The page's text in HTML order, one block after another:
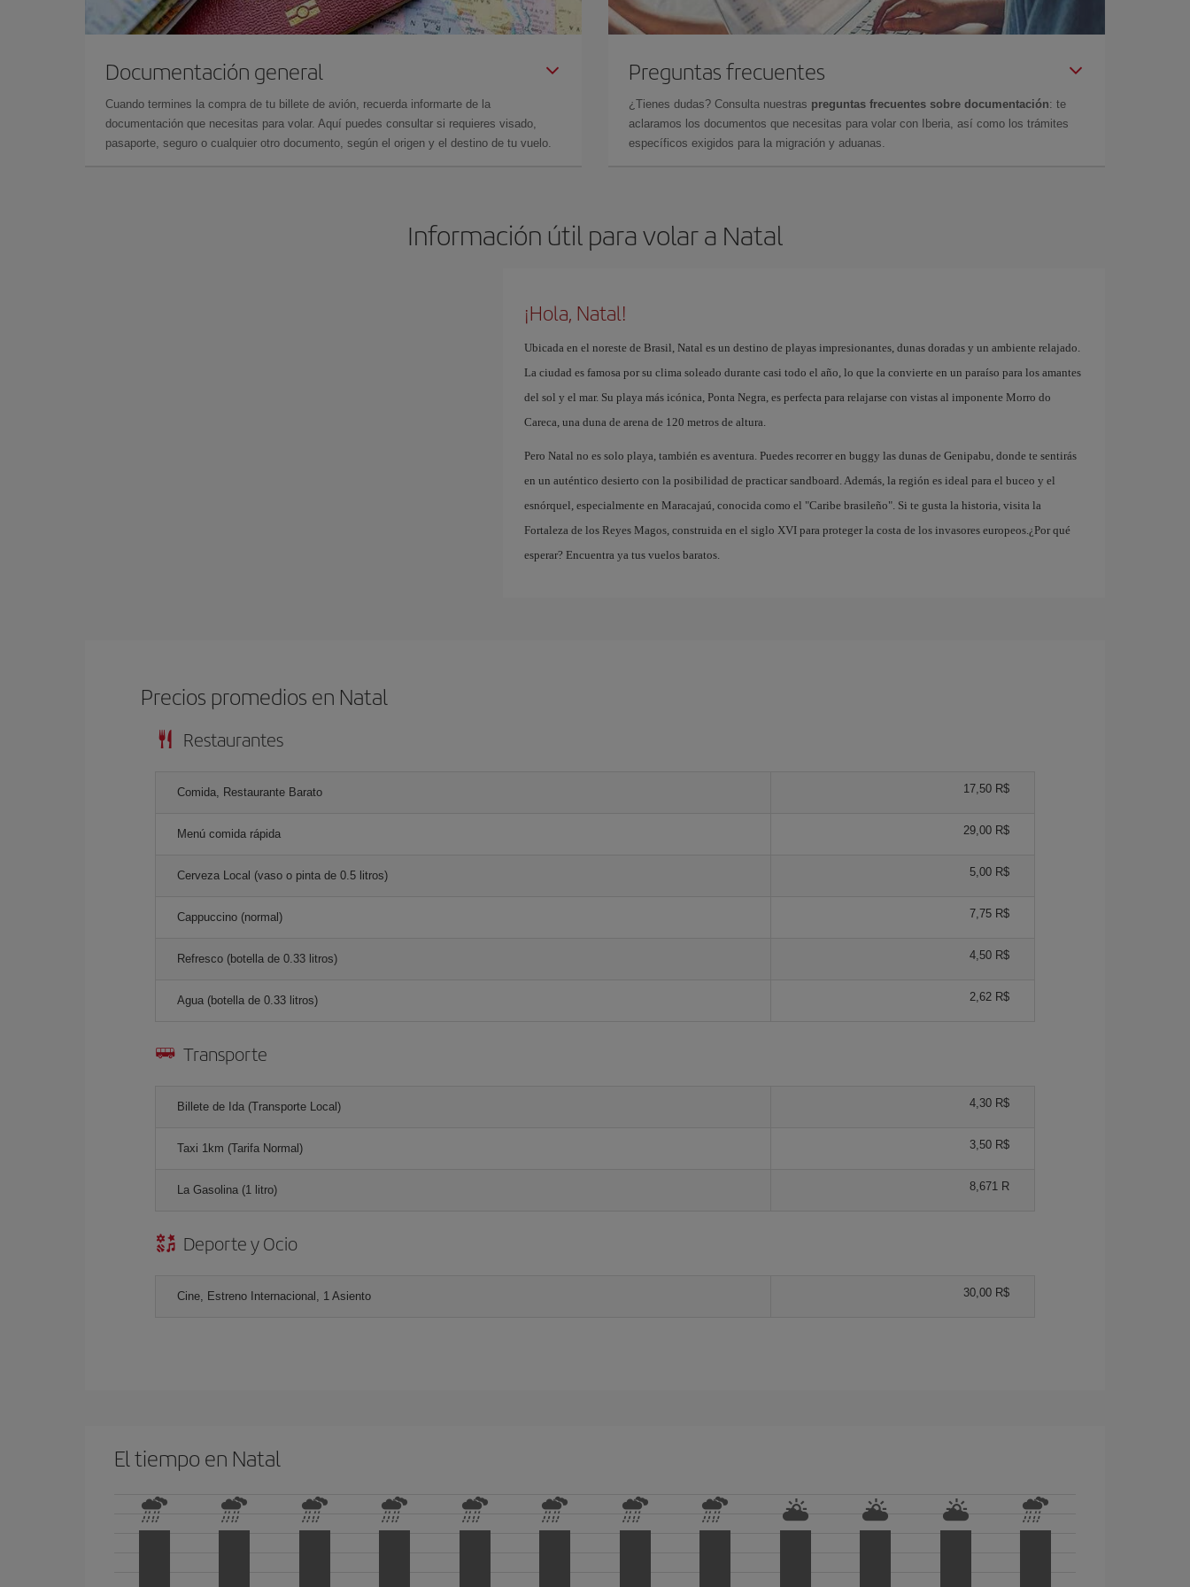
Documentación general
Cuando termines la compra de tu billete de avión, recuerda informarte de la
documentación que necesitas para volar. Aquí puedes consultar si requieres visado,
pasaporte, seguro o cualquier otro documento, según el origen y el destino de tu vuelo.
Preguntas frecuentes
¿Tienes dudas? Consulta nuestras preguntas frecuentes sobre documentación: te
aclaramos los documentos que necesitas para volar con Iberia, así como los trámites
específicos exigidos para la migración y aduanas.
Información útil para volar a Natal
¡Hola, Natal!
Ubicada en el noreste de Brasil, Natal es un destino de playas impresionantes, dunas doradas y un ambiente relajado.
La ciudad es famosa por su clima soleado durante casi todo el año, lo que la convierte en un paraíso para los amantes
del sol y el mar. Su playa más icónica, Ponta Negra, es perfecta para relajarse con vistas al imponente Morro do
Careca, una duna de arena de 120 metros de altura.
Pero Natal no es solo playa, también es aventura. Puedes recorrer en buggy las dunas de Genipabu, donde te sentirás
en un auténtico desierto con la posibilidad de practicar sandboard. Además, la región es ideal para el buceo y el
esnórquel, especialmente en Maracajaú, conocida como el "Caribe brasileño". Si te gusta la historia, visita la
Fortaleza de los Reyes Magos, construida en el siglo XVI para proteger la costa de los invasores europeos.¿Por qué
esperar? Encuentra ya tus vuelos baratos.
Precios promedios en Natal
Restaurantes
Comida, Restaurante Barato 17,50 R$
Menú comida rápida 29,00 R$
Cerveza Local (vaso o pinta de 0.5 litros) 5,00 R$
Cappuccino (normal) 7,75 R$
Refresco (botella de 0.33 litros) 4,50 R$
Agua (botella de 0.33 litros) 2,62 R$
Transporte
Billete de Ida (Transporte Local) 4,30 R$
Taxi 1km (Tarifa Normal) 3,50 R$
La Gasolina (1 litro) 8,671 R
Deporte y Ocio
Cine, Estreno Internacional, 1 Asiento 30,00 R$
El tiempo en Natal